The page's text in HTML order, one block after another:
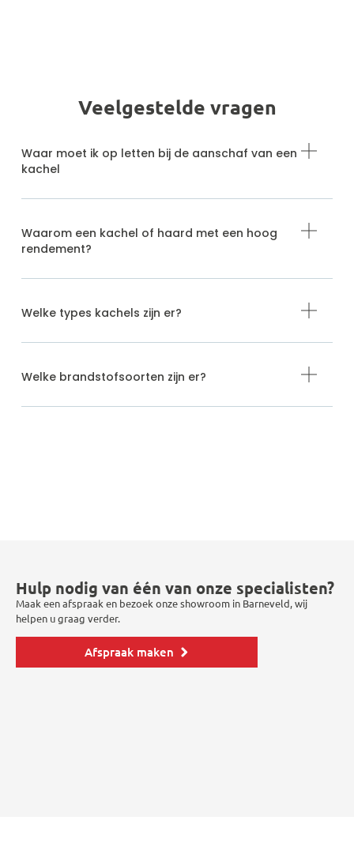
Veelgestelde vragen
Waar moet ik op letten bij de aanschaf van een
kachel
Waarom een kachel of haard met een hoog
rendement?
Welke types kachels zijn er?
Welke brandstofsoorten zijn er?
Hulp nodig van één van onze specialisten?
Maak een afspraak en bezoek onze showroom in Barneveld, wij
helpen u graag verder.
Afspraak maken